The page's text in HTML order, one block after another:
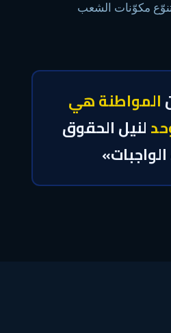
مكوّنات الشعب
المواطنة هي
لنيل الحقوق